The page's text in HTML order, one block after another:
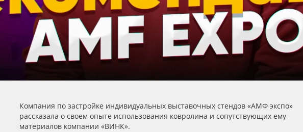
Компания по застройке индивидуальных выставочных стендов «АМФ экспо»
рассказала о своем опыте использования ковролина и сопутствующих ему
материалов компании «ВИНК».